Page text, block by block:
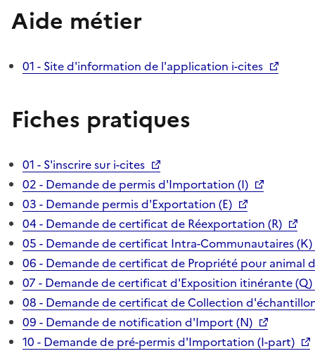
Aide métier
01 - Site d'information de l'application i-cites
Fiches pratiques
01 - S'inscrire sur i-cites
02 - Demande de permis d'Importation (I)
03 - Demande permis d'Exportation (E)
04 - Demande de certificat de Réexportation (R)
05 - Demande de certificat Intra-Communautaires (K)
06 - Demande de certificat de Propriété pour animal
07 - Demande de certificat d'Exposition itinérante (Q)
08 - Demande de certificat de Collection
09 - Demande de notification d'Import (N)
10 - Demande de pré-permis d'Importation (I-part)